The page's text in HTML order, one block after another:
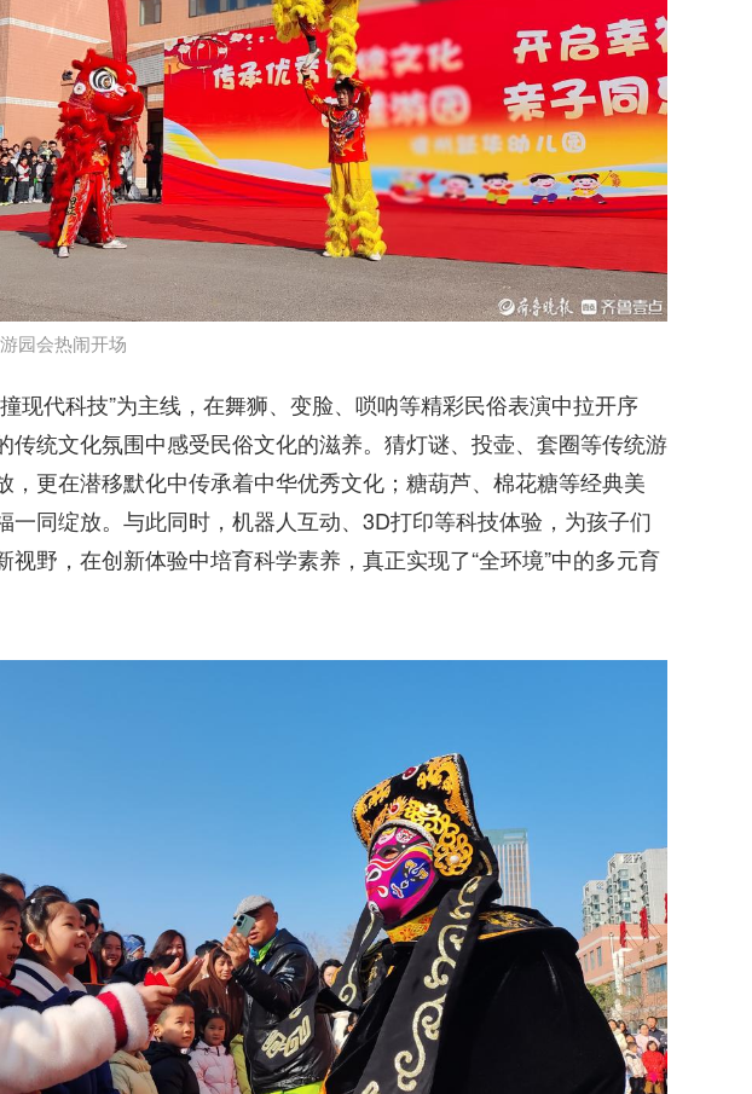
园会热闹开场
现代科技”为主线，在舞狮、变脸、唢呐等精彩民俗表演中拉开序
传统文化氛围中感受民俗文化的滋养。猜灯谜、投壶、套圈等传统游
，更在潜移默化中传承着中华优秀文化；糖葫芦、棉花糖等经典美
一同绽放。与此同时，机器人互动、3D打印等科技体验，为孩子们
视野，在创新体验中培育科学素养，真正实现了“全环境”中的多元育